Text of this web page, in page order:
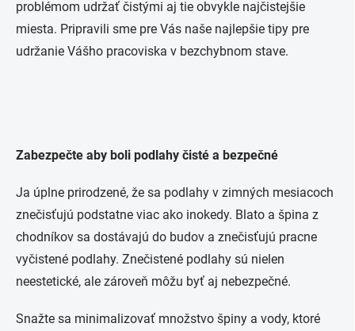
problémom udržať čistými aj tie obvykle najčistejšie
miesta. Pripravili sme pre Vás naše najlepšie tipy pre
udržanie Vášho pracoviska v bezchybnom stave.
Zabezpečte aby boli podlahy čisté a bezpečné
Ja úplne prirodzené, že sa podlahy v zimných mesiacoch
znečisťujú podstatne viac ako inokedy. Blato a špina z
chodníkov sa dostávajú do budov a znečisťujú pracne
vyčistené podlahy. Znečistené podlahy sú nielen
neestetické, ale zároveň môžu byť aj nebezpečné.
Snažte sa minimalizovať množstvo špiny a vody, ktoré